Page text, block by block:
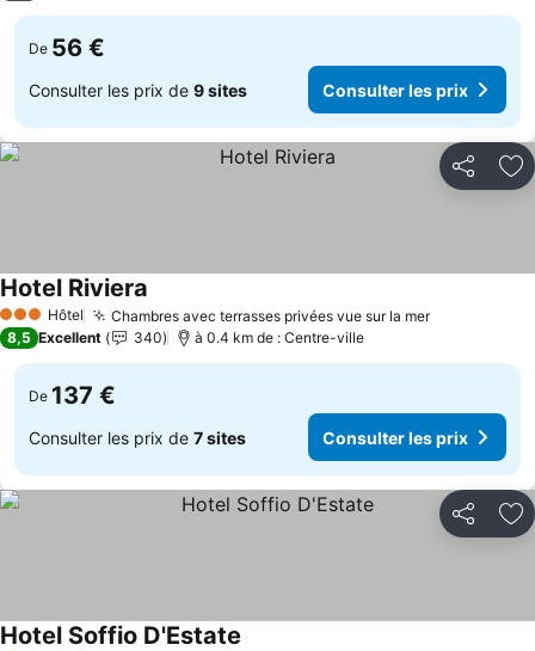
De 56 €
Consulter les prix de 9 sites Consulter les prix
Partager
3 ÉtoilesHôtel Chambres avec terrasses privées vue sur la merConsulter
Hotel Riviera
8,5 Excellent 340 à 0.4 km de : Centre-ville
De 137 €
Consulter les prix de 7 sites Consulter les prix
Partager
Hotel Soffio D'Estate